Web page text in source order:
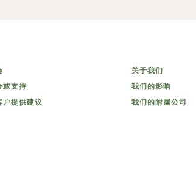
或支持
户提供建议
关于我们
我们的影响
我们的附属公司